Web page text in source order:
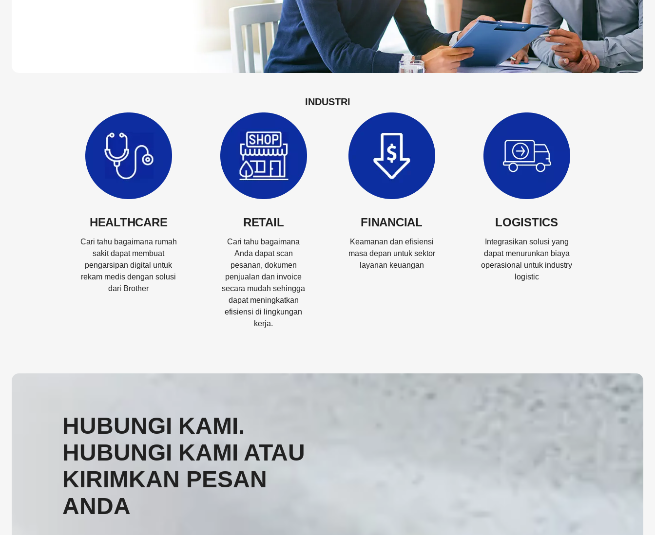
INDUSTRI
HEALTHCARE
Cari tahu bagaimana rumah
sakit dapat membuat
pengarsipan digital untuk
rekam medis dengan solusi
dari Brother
RETAIL
Cari tahu bagaimana
Anda dapat scan
pesanan, dokumen
penjualan dan invoice
secara mudah sehingga
dapat meningkatkan
efisiensi di lingkungan
kerja.
FINANCIAL
Keamanan dan efisiensi
masa depan untuk sektor
layanan keuangan
LOGISTICS
Integrasikan solusi yang
dapat menurunkan biaya
operasional untuk industry
logistic
HUBUNGI KAMI.
HUBUNGI KAMI ATAU
KIRIMKAN PESAN
ANDA